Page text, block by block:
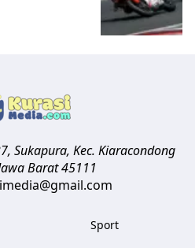
Sukapura, Kec. Kiaracondong
Barat45111
Sport